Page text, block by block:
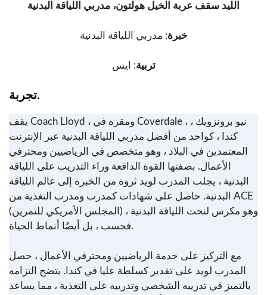
الليد سقف عربة الخيل هولتون، مدربي اللياقة البدنية
خبرة: مدربي اللياقة البدنية
تربية: ايس
تجربة.
يقف Coach Lloyd ، ومقره في Coverdale ، نيو برونزويك ،
كندا ، كواحد من أفضل مدربي اللياقة البدنية عبر الإنترنت
المعتمدين في البلاد ، وهو متخصص في الرياضيين ومحترفي
الأعمال. بصفتها القوة الدافعة وراء التدريب على اللياقة
البدنية ، يجلب المدرب لويد ثروة من الخبرة إلى عالم اللياقة
البدنية. حاصل على شهادات كمدرب ومدرب التغذية من ACE
(المجلس الأمريكي للتمرين) ، وهو مكرس لنحت اللياقة البدنية
فحسب ، بل أيضًا أنماط الحياة.
مع التركيز على خدمة الرياضيين ومحترفي الأعمال ، حصل
المدرب لويد على تقدير كسلطة عليا في كندا. يتضح التزامه
بالتميز في تدريبه الشخصي وتدريبه على التغذية ، مما يساعد